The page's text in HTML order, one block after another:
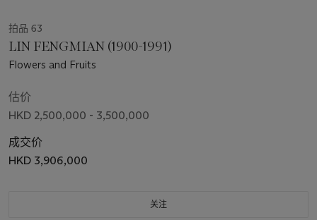
拍品 63
LIN FENGMIAN (1900-1991)
Flowers and Fruits
估价
HKD 2,500,000 - 3,500,000
成交价
HKD 3,906,000
关注